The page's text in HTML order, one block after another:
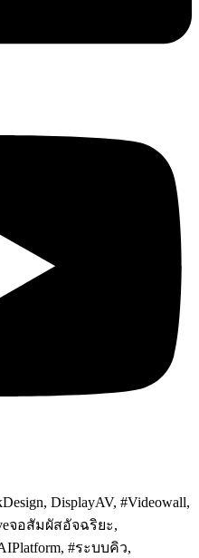
DisplayAV, #Videowall,
จอสัมผัสอัจฉริยะ,
#ระบบคิว,